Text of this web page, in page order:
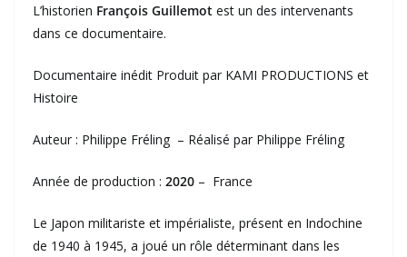
L’historien François Guillemot est un des intervenants
dans ce documentaire.
Documentaire inédit Produit par KAMI PRODUCTIONS et
Histoire
Auteur : Philippe Fréling – Réalisé par Philippe Fréling
Année de production : 2020 – France
Le Japon militariste et impérialiste, présent en Indochine
de 1940 à 1945, a joué un rôle déterminant dans les